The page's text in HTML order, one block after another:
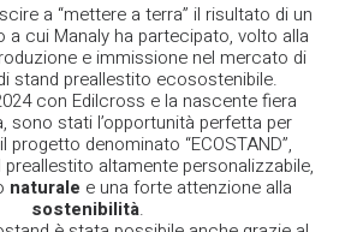
a “mettere a terra” il risultato di un
a cui Manaly ha partecipato, volto alla
e immissione nel mercato di
stand preallestito ecosostenibile.
con Edilcross e la nascente fiera
sono stati l’opportunità perfetta per
denominato “ECOSTAND”,
altamente personalizzabile,
naturale e una forte attenzione alla
sostenibilità.